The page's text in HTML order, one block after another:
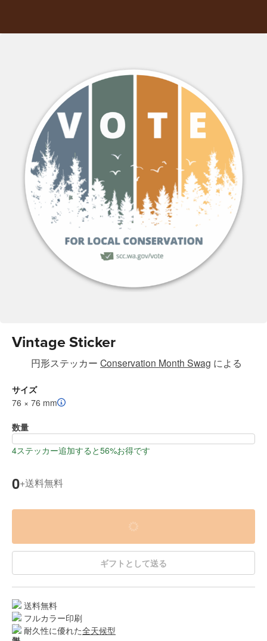
Vintage Sticker
円形ステッカー Conservation Month Swag による
サイズ
76 × 76 mm
数量
4ステッカー追加すると56%お得です
0+送料無料
ギフトとして送る
送料無料
フルカラー印刷
耐久性に優れた全天候型